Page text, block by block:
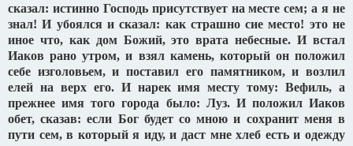
сказал: истинно Господь присутствует на месте сем; а я не
знал! И убоялся и сказал: как страшно сие место! это не
иное что, как дом Божий, это врата небесные. И встал
Иаков рано утром, и взял камень, который он положил
себе изголовьем, и поставил его памятником, и возлил
елей на верх его. И нарек имя месту тому: Вефиль, а
прежнее имя того города было: Луз. И положил Иаков
обет, сказав: если Бог будет со мною и сохранит меня в
пути сем, в который я иду, и даст мне хлеб есть и одежду